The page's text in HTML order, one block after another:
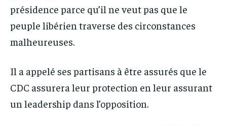
présidence parce qu’il ne veut pas que le
peuple libérien traverse des circonstances
malheureuses.
Il a appelé ses partisans à être assurés que le
CDC assurera leur protection en leur assurant
un leadership dans l’opposition.